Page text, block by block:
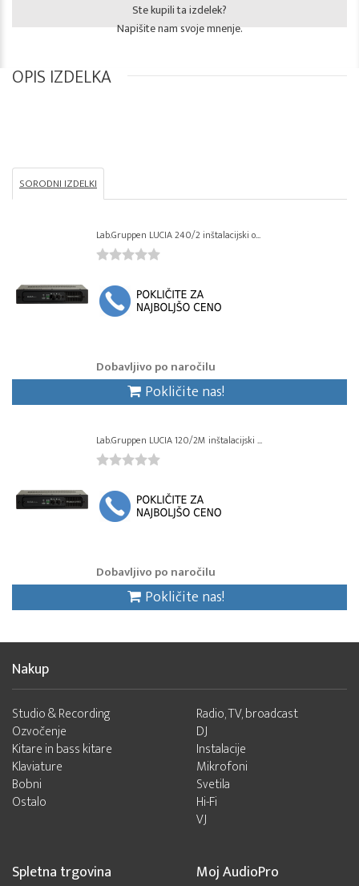
Ste kupili ta izdelek?
Napišite nam svoje mnenje.
OPIS IZDELKA
SORODNI IZDELKI
Lab.Gruppen LUCIA 240/2 inštalacijski o...
Dobavljivo po naročilu
Pokličite nas!
Lab.Gruppen LUCIA 120/2M inštalacijski ...
Dobavljivo po naročilu
Pokličite nas!
Nakup
Studio & Recording
Ozvočenje
Kitare in bass kitare
Klaviature
Bobni
Ostalo
Radio, TV, broadcast
DJ
Instalacije
Mikrofoni
Svetila
Hi-Fi
VJ
Spletna trgovina Moj AudioPro